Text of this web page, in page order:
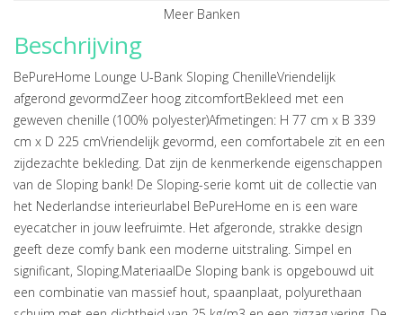
Meer Banken
Beschrijving
BePureHome Lounge U-Bank Sloping ChenilleVriendelijk
afgerond gevormdZeer hoog zitcomfortBekleed met een
geweven chenille (100% polyester)Afmetingen: H 77 cm x B 339
cm x D 225 cmVriendelijk gevormd, een comfortabele zit en een
zijdezachte bekleding. Dat zijn de kenmerkende eigenschappen
van de Sloping bank! De Sloping-serie komt uit de collectie van
het Nederlandse interieurlabel BePureHome en is een ware
eyecatcher in jouw leefruimte. Het afgeronde, strakke design
geeft deze comfy bank een moderne uitstraling. Simpel en
significant, Sloping.MateriaalDe Sloping bank is opgebouwd uit
een combinatie van massief hout, spaanplaat, polyurethaan